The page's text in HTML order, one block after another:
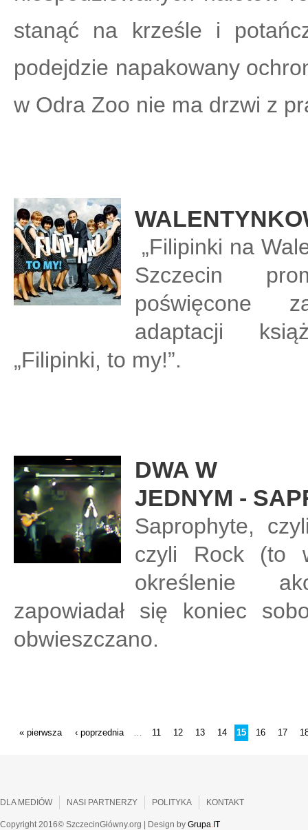
stanąć na krześle i
podejdzie napakowany
w Odra Zoo nie ma drzwi z
„Filipinki na
Szczecin
poświęcone
adaptacji
„Filipinki, to my!”.
DWA W
JEDNYM -
Saprophyte,
czyli Rock (to
określenie
zapowiadał się koniec
obwieszczano.
« pierwsza ‹ poprzednia … 11 12 13 14 15 16 17
DLA MEDIÓW NASI PARTNERZY POLITYKA KONTAKT
Copyright 2016© SzczecinGłówny.org | Design by Grupa. IT